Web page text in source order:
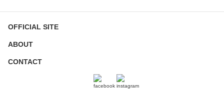
OFFICIAL SITE
ABOUT
CONTACT